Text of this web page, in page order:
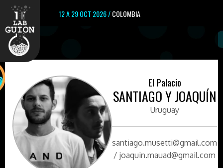
12 A 29 OCT 2026 /COLOMBIA
El Palacio
SANTIAGO Y JOAQUÍN
Uruguay
santiago.musetti@gmail.com
/ joaquin.mauad@gmail.com